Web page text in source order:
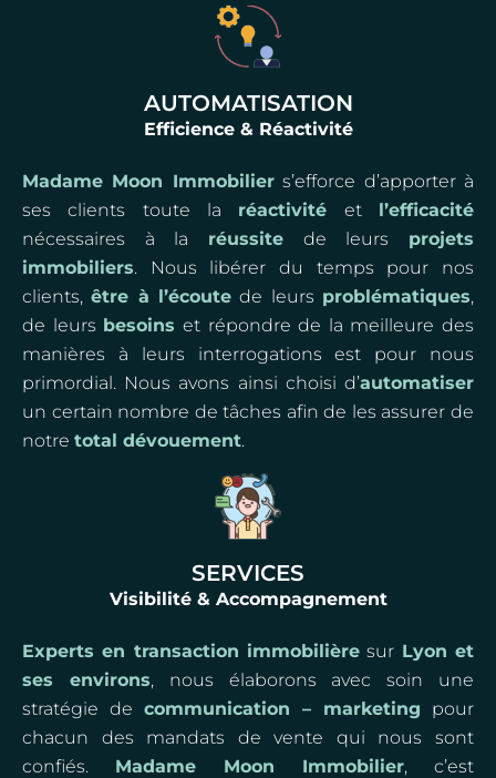
AUTOMATISATION
Efficience & Réactivité
Madame Moon Immobiliers’efforce d’apporter à
ses clients toute la réactivité et l’efficacité
nécessaires à la réussite de leurs projets
immobiliers. Nous libérer du temps pour nos
clients,être à l’écoute de leurs problématiques,
de leurs besoins et répondre de la meilleure des
manières à leurs interrogations est pour nous
primordial. Nous avons ainsi choisi d’automatiser
un certain nombre de tâches afin de les assurer de
notre total dévouement.
SERVICES
Visibilité & Accompagnement
Experts en transaction immobilière sur Lyon et
ses environs, nous élaborons avec soin une
stratégie de communication – marketing pour
chacun des mandats de vente qui nous sont
confiés. Madame Moon Immobilier, c’est